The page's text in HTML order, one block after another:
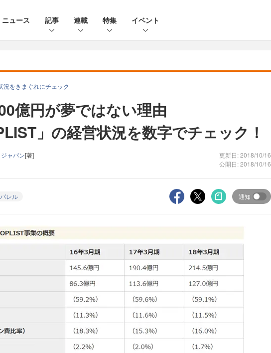
ニュース 記事 連載 特集 イベント
況をきまぐれにチェック
億円が夢ではない理由
」の経営状況を数字でチェック！
ャパン[著]
更新日: 2018/10/16
公開日: 2018/10/16
レル 通知